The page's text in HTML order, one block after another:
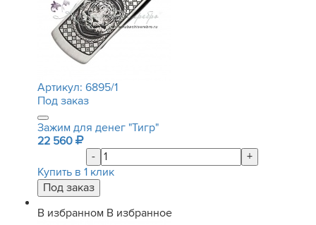
Артикул: 6895/1
Под заказ
Зажим для денег "Тигр"
22 560
-
+
Купить в 1 клик
В избранном В избранное